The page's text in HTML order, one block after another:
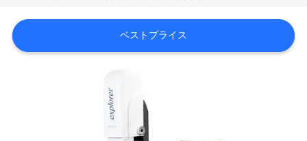
品
質
ベストプライス